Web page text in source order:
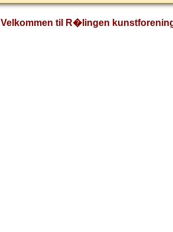
Velkommen til R�lingen